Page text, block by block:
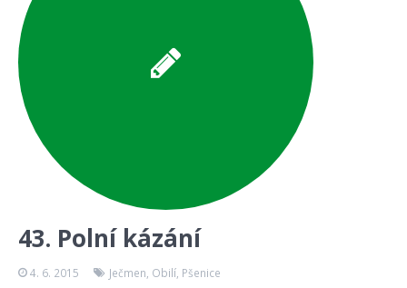
43. Polní kázání
4. 6. 2015 Ječmen Obilí, Pšenice